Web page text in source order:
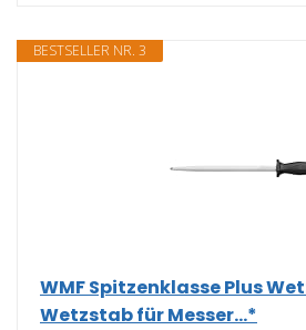
BESTSELLER NR. 3
WMF Spitzenklasse Plus
Wetzstab für Messer...*